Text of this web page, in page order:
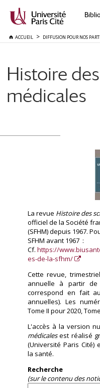
ACCUEIL DIFFUSION POUR NOS
Histoire
médicales
La revue Histoire des
officiel de la Société
(SFHM) depuis 1967.
SFHM avant 1967 :
Cf.https://
es-de-la-sfhm/
Cette revue,
annuelle à partir de
correspond en fait
annuelles). Les
Tome II pour 2020,
L'accès à la version
médicalesest réalisé
(Université Paris Cité)
la santé.
Recherche
(sur le contenu des